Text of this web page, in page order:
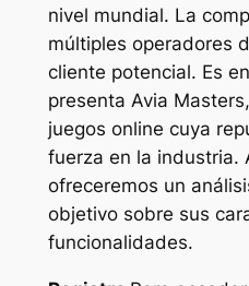
nivel mundial. La
múltiples operadores
cliente potencial. Es
presenta Avia
juegos online cuya
fuerza en la industria.
ofreceremos un
objetivo sobre sus
funcionalidades.